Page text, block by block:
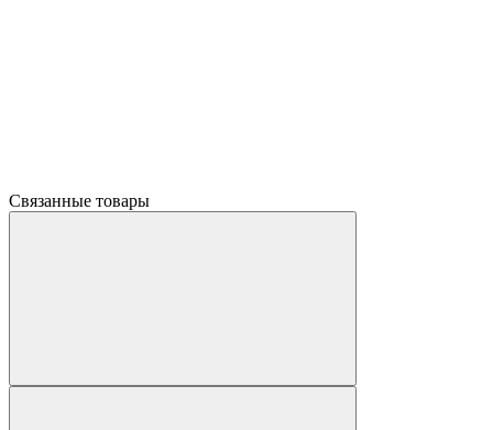
Связанные товары